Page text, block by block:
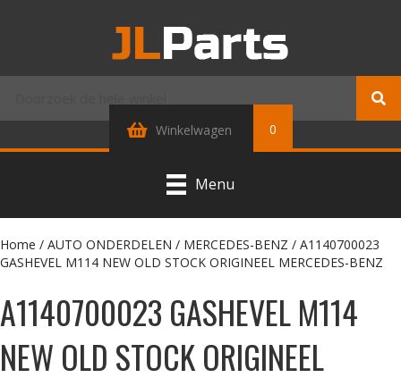
Winkelwagen 0
Menu
Home / AUTO ONDERDELEN / MERCEDES-BENZ / A1140700023
GASHEVEL M114 NEW OLD STOCK ORIGINEEL MERCEDES-BENZ
A1140700023 GASHEVEL M114
NEW OLD STOCK ORIGINEEL